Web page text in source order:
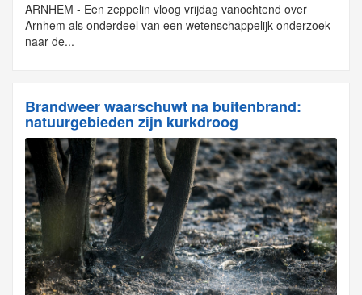
ARNHEM - Een zeppelin vloog vrijdag vanochtend over
Arnhem als onderdeel van een wetenschappelijk onderzoek
naar de...
Brandweer waarschuwt na buitenbrand:
natuurgebieden zijn kurkdroog